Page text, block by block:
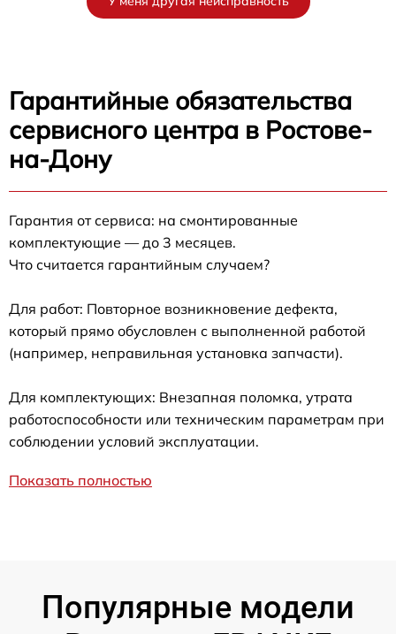
Гарантийные обязательства
сервисного центра в Ростове-
на-Дону
Гарантия от сервиса: на смонтированные
комплектующие — до 3 месяцев.
Что считается гарантийным случаем?
Для работ: Повторное возникновение дефекта,
который прямо обусловлен с выполненной работой
(например, неправильная установка запчасти).
Для комплектующих: Внезапная поломка, утрата
работоспособности или техническим параметрам при
соблюдении условий эксплуатации.
Показать полностью
Популярные модели